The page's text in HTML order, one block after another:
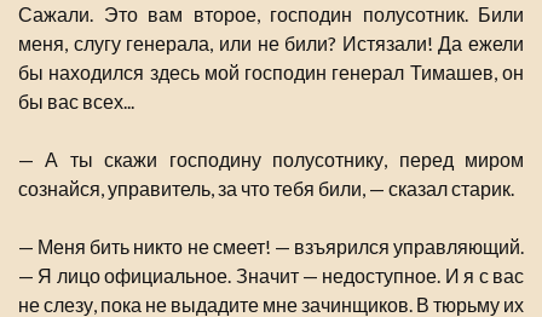
Сажали. Это вам второе, господин полусотник. Били
меня, слугу генерала, или не били? Истязали! Да ежели
бы находился здесь мой господин генерал Тимашев, он
бы вас всех...
— А ты скажи господину полусотнику, перед миром
сознайся, управитель, за что тебя били, — сказал старик.
— Меня бить никто не смеет! — взъярился управляющий.
— Я лицо официальное. Значит — недоступное. И я с вас
не слезу, пока не выдадите мне зачинщиков. В тюрьму их